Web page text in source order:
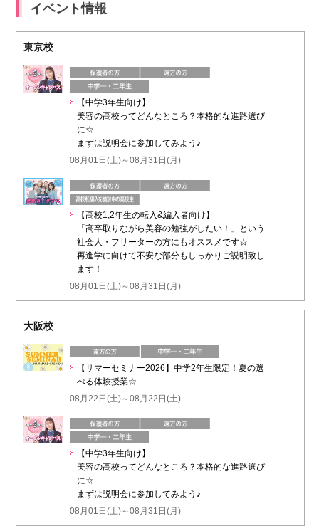
イベント情報
東京校
【中学3年生向け】
美容の高校ってどんなところ？本格的な進路選び
に☆
まずは説明会に参加してみよう♪
08月01日(土)～08月31日(月)
【高校1,2年生の転入&編入者向け】
「高卒取りながら美容の勉強がしたい！」という
社会人・フリーターの方にもオススメです☆
再進学に向けて不安な部分もしっかりご説明致し
ます！
08月01日(土)～08月31日(月)
大阪校
【サマーセミナー2026】中学2年生限定！夏の選
べる体験授業☆
08月22日(土)～08月22日(土)
【中学3年生向け】
美容の高校ってどんなところ？本格的な進路選び
に☆
まずは説明会に参加してみよう♪
08月01日(土)～08月31日(月)